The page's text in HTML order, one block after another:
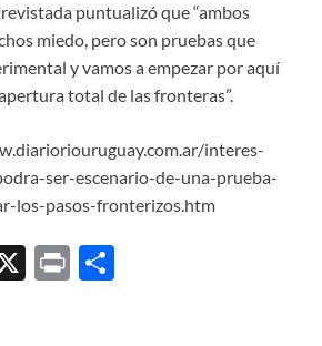
puntualizó que “ambos
miedo, pero son pruebas que
y vamos a empezar por aquí
total de las fronteras”.
interes-
ser-escenario-de-una-prueba-
los-pasos-fronterizos.htm
X
P